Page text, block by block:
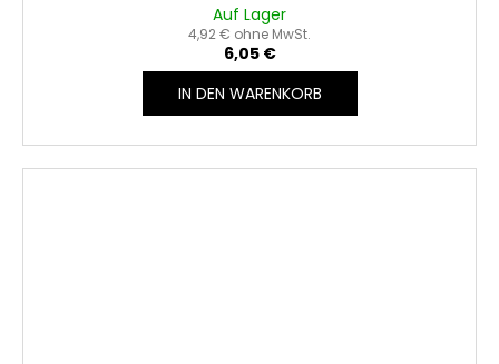
Auf Lager
4,92 € ohne MwSt.
6,05 €
IN DEN WARENKORB